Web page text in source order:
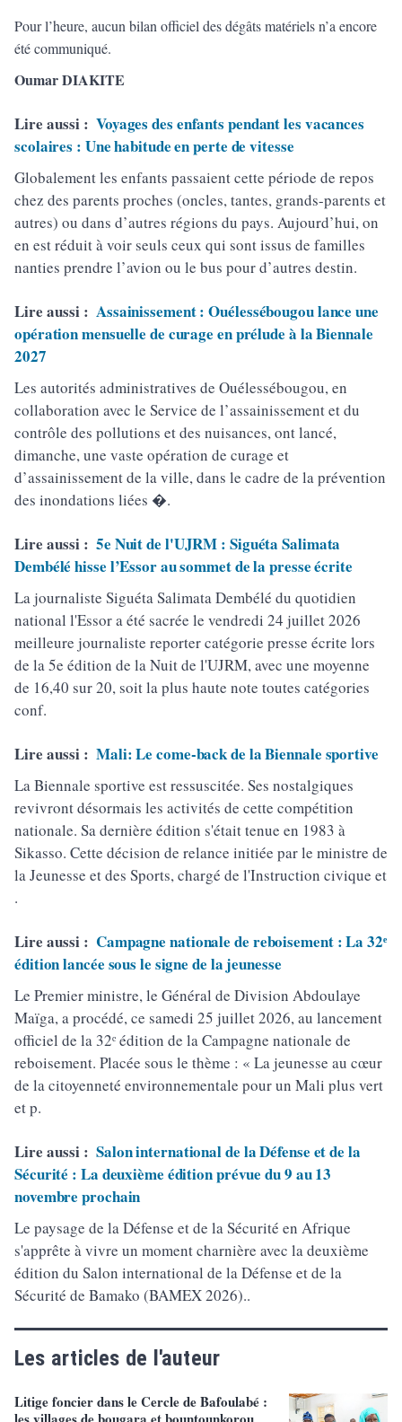
Pour l’heure, aucun bilan officiel des dégâts matériels n’a encore
été communiqué.
Oumar DIAKITE
Lire aussi : Voyages des enfants pendant les vacances
scolaires : Une habitude en perte de vitesse
Globalement les enfants passaient cette période de repos
chez des parents proches (oncles, tantes, grands-parents et
autres) ou dans d’autres régions du pays. Aujourd’hui, on
en est réduit à voir seuls ceux qui sont issus de familles
nanties prendre l’avion ou le bus pour d’autres destin.
Lire aussi : Assainissement : Ouélessébougou lance une
opération mensuelle de curage en prélude à la Biennale
2027
Les autorités administratives de Ouélessébougou, en
collaboration avec le Service de l’assainissement et du
contrôle des pollutions et des nuisances, ont lancé,
dimanche, une vaste opération de curage et
d’assainissement de la ville, dans le cadre de la prévention
des inondations liées �.
Lire aussi : 5e Nuit de l'UJRM : Siguéta Salimata
Dembélé hisse l’Essor au sommet de la presse écrite
La journaliste Siguéta Salimata Dembélé du quotidien
national l'Essor a été sacrée le vendredi 24 juillet 2026
meilleure journaliste reporter catégorie presse écrite lors
de la 5e édition de la Nuit de l'UJRM, avec une moyenne
de 16,40 sur 20, soit la plus haute note toutes catégories
conf.
Lire aussi : Mali: Le come-back de la Biennale sportive
La Biennale sportive est ressuscitée. Ses nostalgiques
revivront désormais les activités de cette compétition
nationale. Sa dernière édition s'était tenue en 1983 à
Sikasso. Cette décision de relance initiée par le ministre de
la Jeunesse et des Sports, chargé de l'Instruction civique et
.
Lire aussi : Campagne nationale de reboisement : La 32ᵉ
édition lancée sous le signe de la jeunesse
Le Premier ministre, le Général de Division Abdoulaye
Maïga, a procédé, ce samedi 25 juillet 2026, au lancement
officiel de la 32ᵉ édition de la Campagne nationale de
reboisement. Placée sous le thème : « La jeunesse au cœur
de la citoyenneté environnementale pour un Mali plus vert
et p.
Lire aussi : Salon international de la Défense et de la
Sécurité : La deuxième édition prévue du 9 au 13
novembre prochain
Le paysage de la Défense et de la Sécurité en Afrique
s'apprête à vivre un moment charnière avec la deuxième
édition du Salon international de la Défense et de la
Sécurité de Bamako (BAMEX 2026)..
Les articles de l'auteur
Litige foncier dans le Cercle de Bafoulabé :